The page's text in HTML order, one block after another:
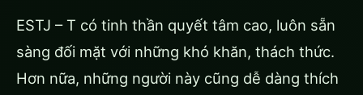
ESTJ – T có tinh thần quyết tâm cao, luôn sẵn
sàng đối mặt với những khó khăn, thách thức.
Hơn nữa, những người này cũng dễ dàng thích